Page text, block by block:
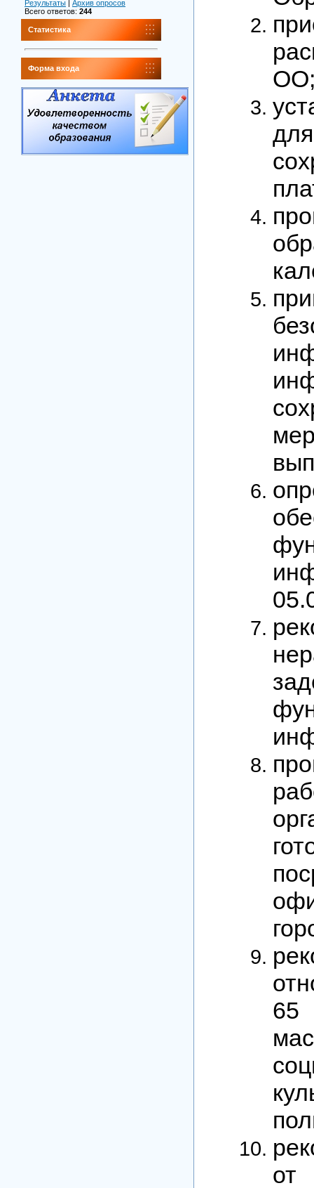
Результаты
Архив опросов
Всего ответов: 244
Статистика
Форма входа
65
от